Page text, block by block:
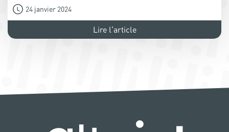
24 janvier 2024
Lire l'article